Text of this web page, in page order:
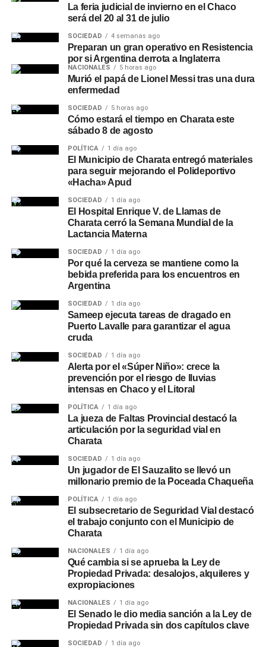
La feria judicial de invierno en el Chaco
será del 20 al 31 de julio
SOCIEDAD 4 semanas ago
Preparan un gran operativo en Resistencia
por si Argentina derrota a Inglaterra
NACIONALES 5 horas ago
Murió el papá de Lionel Messi tras una dura
enfermedad
SOCIEDAD 5 horas ago
Cómo estará el tiempo en Charata este
sábado 8 de agosto
POLÍTICA 1 día ago
El Municipio de Charata entregó materiales
para seguir mejorando el Polideportivo
«Hacha» Apud
SOCIEDAD 1 día ago
El Hospital Enrique V. de Llamas de
Charata cerró la Semana Mundial de la
Lactancia Materna
SOCIEDAD 1 día ago
Por qué la cerveza se mantiene como la
bebida preferida para los encuentros en
Argentina
SOCIEDAD 1 día ago
Sameep ejecuta tareas de dragado en
Puerto Lavalle para garantizar el agua
cruda
SOCIEDAD 1 día ago
Alerta por el «Súper Niño»: crece la
prevención por el riesgo de lluvias
intensas en Chaco y el Litoral
POLÍTICA 1 día ago
La jueza de Faltas Provincial destacó la
articulación por la seguridad vial en
Charata
SOCIEDAD 1 día ago
Un jugador de El Sauzalito se llevó un
millonario premio de la Poceada Chaqueña
POLÍTICA 1 día ago
El subsecretario de Seguridad Vial destacó
el trabajo conjunto con el Municipio de
Charata
NACIONALES 1 día ago
Qué cambia si se aprueba la Ley de
Propiedad Privada: desalojos, alquileres y
expropiaciones
NACIONALES 1 día ago
El Senado le dio media sanción a la Ley de
Propiedad Privada sin dos capítulos clave
SOCIEDAD 1 día ago